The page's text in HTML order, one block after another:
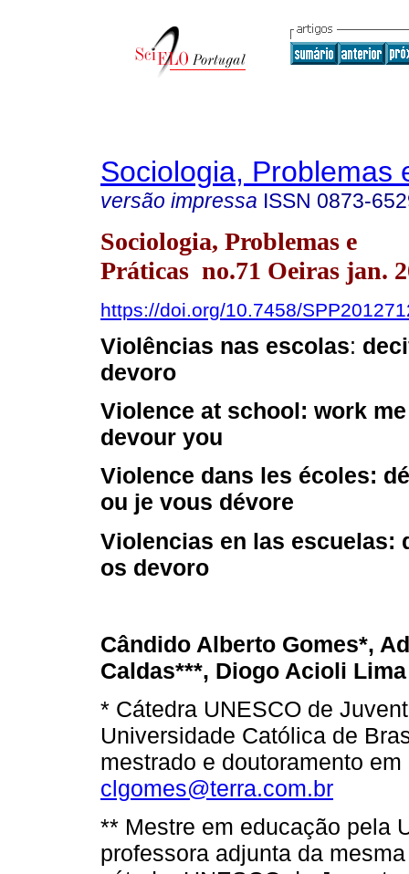
Sociologia, Problemas
versão impressa ISSN 0873-
Sociologia, Problemas e
Práticas no.71 Oeiras jan.
https://doi.org/10.7458/
Violências nas escolas:
devoro
Violence at school: work
devour you
Violence dans les écoles:
ou je vous dévore
Violencias en las escuelas:
os devoro
Cândido Alberto Gomes*,
Caldas***, Diogo Acioli
* Cátedra UNESCO de
Universidade Católica de
mestrado e doutoramento
clgomes@terra.com.br
** Mestre em educação pela
professora adjunta da